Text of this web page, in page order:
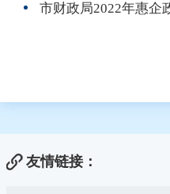
市财政局2022年惠企
友情链接：